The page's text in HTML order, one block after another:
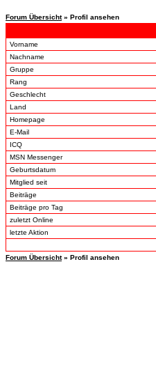
Forum Übersicht» Profil ansehen
Vorname
Nachname
Gruppe
Rang
Geschlecht
Land
Homepage
E-Mail
ICQ
MSN Messenger
Geburtsdatum
Mitglied seit
Beiträge
Beiträge pro Tag
zuletzt Online
letzte Aktion
Forum Übersicht» Profil ansehen